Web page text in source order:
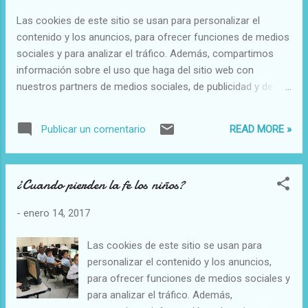
intuir formas de espiritualidad y de sentir emociones en esa
sintonía. A pesar de las objeciones actuales, estos dos
investigadores ha realizado esta investigación, cuyo objeti...
Las cookies de este sitio se usan para personalizar el
contenido y los anuncios, para ofrecer funciones de medios
sociales y para analizar el tráfico. Además, compartimos
información sobre el uso que haga del sitio web con
nuestros partners de medios sociales, de publicidad y de
pese a los "acontecimientos terribles" actuales, dijo en París
Scorsese, al presentar Silence, quizás su filme más
personal, que tuvo en mente durante décadas. Rodada en
homónima del japonés Shusaku Endo y narra las dificultades
LEA: Martin Scorsese plasma una idílica ciudad de Nueva
York en 'Vinyl' Con Silence, Scorsese, que se define como
un católico no practicante, pretende "abrir un diálogo" con el
espectador y mostrar hasta "qué punto la espiritualidad es
parte integrante del ser humano...
Publicar un comentario READ MORE »
¿Cuando pierden la fe los niños?
- enero 14, 2017
Las cookies de este sitio se usan para
personalizar el contenido y los anuncios,
para ofrecer funciones de medios sociales y
para analizar el tráfico. Además,